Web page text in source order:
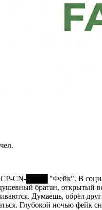
CN-████ "Фейк". В
братан, открытый
Думаешь, обрёл
Глубокой ночью фейк